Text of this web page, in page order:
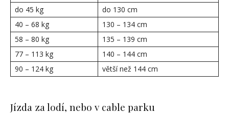
do 45 kg
do 130 cm
40 – 68 kg
130 – 134 cm
58 – 80 kg
135 – 139 cm
77 – 113 kg
140 – 144 cm
90 – 124 kg
větší než 144 cm
Jízda za lodí, nebo v cable parku